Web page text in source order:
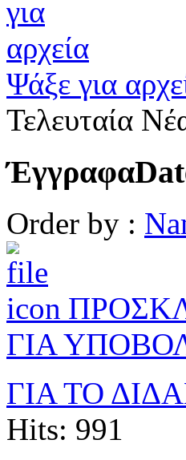
Ψάξε για
Τελευταία
Έγγραφα
Order by :
ΓΙΑ
ΓΙΑ ΤΟ
Hits: 991